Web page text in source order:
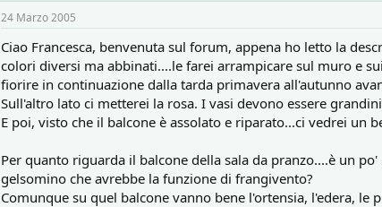
24 Marzo 2005
Ciao Francesca, benvenuta sul forum, appena ho letto la
colori diversi ma abbinati....le farei arrampicare sul muro e
fiorire in continuazione dalla tarda primavera all'autunno
Sull'altro lato ci metterei la rosa. I vasi devono essere
E poi, visto che il balcone è assolato e riparato...ci vedrei un
Per quanto riguarda il balcone della sala da pranzo....è un
gelsomino che avrebbe la funzione di frangivento?
Comunque su quel balcone vanno bene l'ortensia, l'edera, le